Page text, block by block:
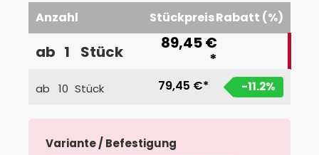
Anzahl StückpreisRabatt (%)
ab 1 Stück
89,45 €
*
ab 10 Stück 79,45 €* -11.2%
Variante / Befestigung